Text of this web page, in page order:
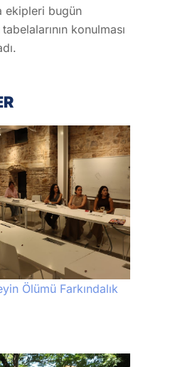
ekipleri bugün
konulması
Ölümü Farkındalık